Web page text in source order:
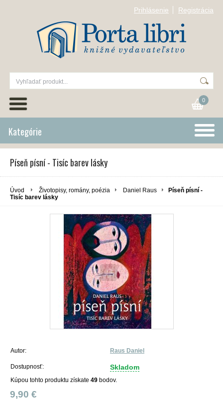
Prihlásenie Registrácia
0
Kategórie
Píseň písní - Tisíc barev lásky
Úvod Životopisy, romány, poézia Daniel Raus
Píseň písní -
Tisíc barev lásky
Autor: Raus Daniel
Dostupnosť: Skladom
Kúpou tohto produktu získate 49 bodov.
9,90 €